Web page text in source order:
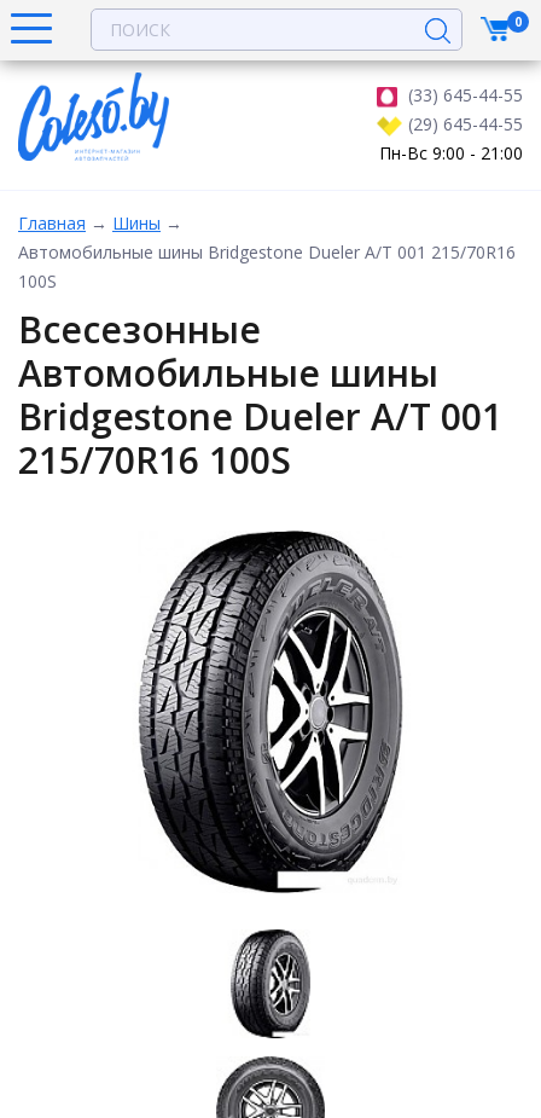
(33) 645-44-55
(29) 645-44-55
Пн-Вс 9:00 - 21:00
0
Главная → Шины →
Автомобильные шины Bridgestone Dueler A/T 001 215/70R16
100S
Всесезонные
Автомобильные шины
Bridgestone Dueler A/T 001
215/70R16 100S